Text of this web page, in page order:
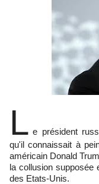
L e président
qu'il connaissait à
américain Donald
la collusion supposée
des Etats-Unis.